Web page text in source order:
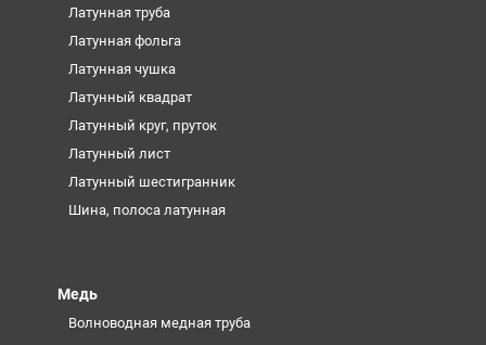
Латунная труба
Латунная фольга
Латунная чушка
Латунный квадрат
Латунный круг, пруток
Латунный лист
Латунный шестигранник
Шина, полоса латунная
Медь
Волноводная медная труба